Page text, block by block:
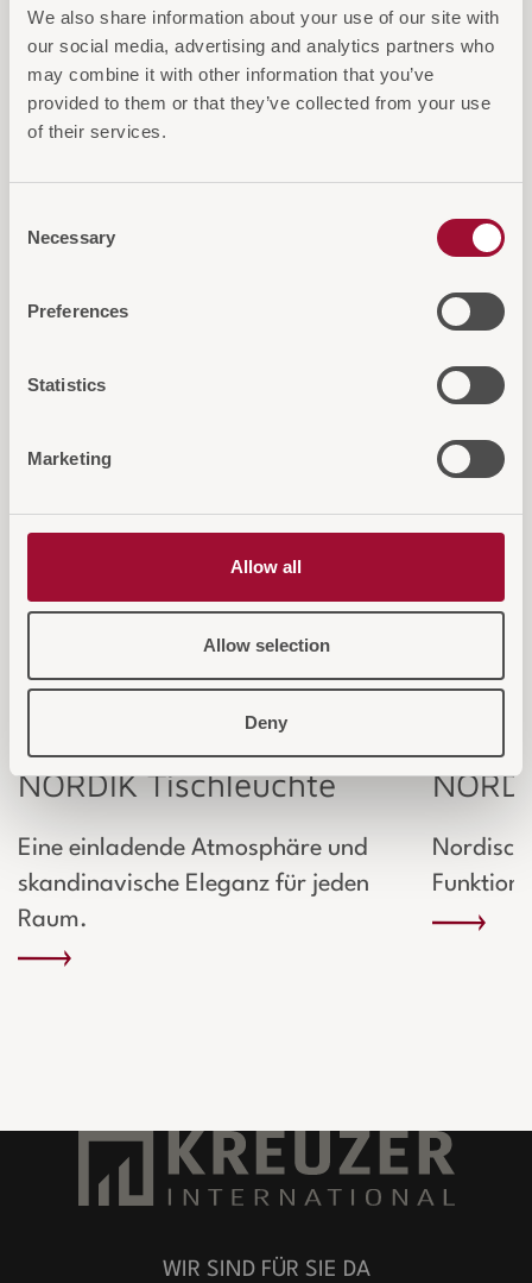
We also share information about your use of our site with
our social media, advertising and analytics partners who
may combine it with other information that you’ve
provided to them or that they’ve collected from your use
of their services.
Selection
Necessary
Preferences
Statistics
Marketing
Allow all
Allow selection
Deny
IN DEN WARENKORB
AUF DIE ANFRAGELISTE
Diese Artikel könnten Sie auch
NORDIK Tischleuchte
Eine einladende Atmosphäre und
skandinavische Eleganz für jeden
Raum.
WIR SIND FÜR SIE DA